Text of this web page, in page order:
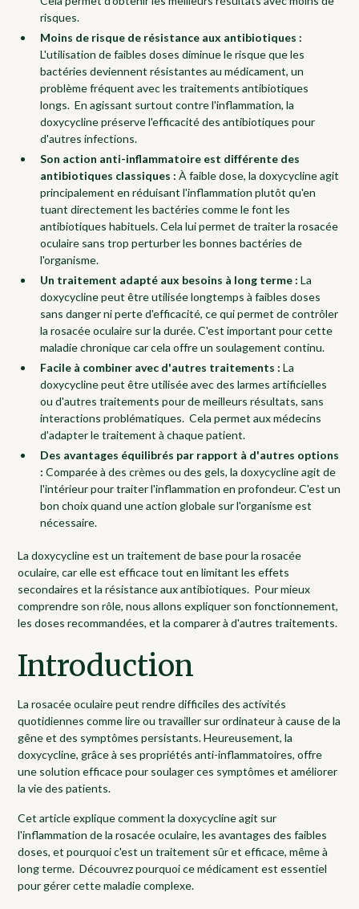
risques.
Moins de risque de résistance aux antibiotiques :
L'utilisation de faibles doses diminue le risque que les
bactéries deviennent résistantes au médicament, un
problème fréquent avec les traitements antibiotiques
longs. En agissant surtout contre l'inflammation, la
doxycycline préserve l'efficacité des antibiotiques pour
d'autres infections.
Son action anti-inflammatoire est différente des
antibiotiques classiques : À faible dose, la doxycycline agit
principalement en réduisant l'inflammation plutôt qu'en
tuant directement les bactéries comme le font les
antibiotiques habituels. Cela lui permet de traiter la rosacée
oculaire sans trop perturber les bonnes bactéries de
l'organisme.
Un traitement adapté aux besoins à long terme : La
doxycycline peut être utilisée longtemps à faibles doses
sans danger ni perte d'efficacité, ce qui permet de contrôler
la rosacée oculaire sur la durée. C'est important pour cette
maladie chronique car cela offre un soulagement continu.
Facile à combiner avec d'autres traitements : La
doxycycline peut être utilisée avec des larmes artificielles
ou d'autres traitements pour de meilleurs résultats, sans
interactions problématiques. Cela permet aux médecins
d'adapter le traitement à chaque patient.
Des avantages équilibrés par rapport à d'autres options
: Comparée à des crèmes ou des gels, la doxycycline agit de
l'intérieur pour traiter l'inflammation en profondeur. C'est un
bon choix quand une action globale sur l'organisme est
nécessaire.
La doxycycline est un traitement de base pour la rosacée
oculaire, car elle est efficace tout en limitant les effets
secondaires et la résistance aux antibiotiques. Pour mieux
comprendre son rôle, nous allons expliquer son fonctionnement,
les doses recommandées, et la comparer à d'autres traitements.
Introduction
La rosacée oculaire peut rendre difficiles des activités
quotidiennes comme lire ou travailler sur ordinateur à cause de la
gêne et des symptômes persistants. Heureusement, la
doxycycline, grâce à ses propriétés anti-inflammatoires, offre
une solution efficace pour soulager ces symptômes et améliorer
la vie des patients.
Cet article explique comment la doxycycline agit sur
l'inflammation de la rosacée oculaire, les avantages des faibles
doses, et pourquoi c'est un traitement sûr et efficace, même à
long terme. Découvrez pourquoi ce médicament est essentiel
pour gérer cette maladie complexe.